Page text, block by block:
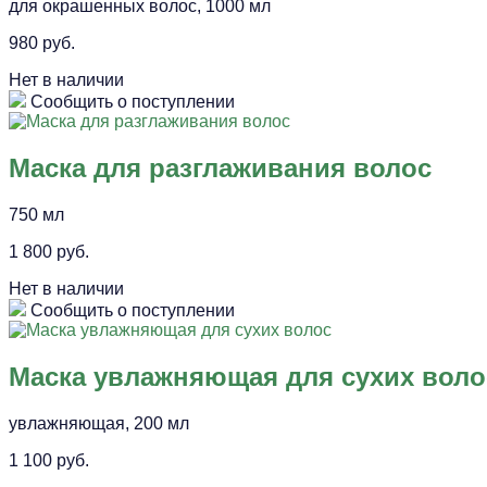
для окрашенных волос, 1000 мл
980 руб.
Нет в наличии
Сообщить о поступлении
Маска для разглаживания волос
750 мл
1 800 руб.
Нет в наличии
Сообщить о поступлении
Маска увлажняющая для сухих
увлажняющая, 200 мл
1 100 руб.